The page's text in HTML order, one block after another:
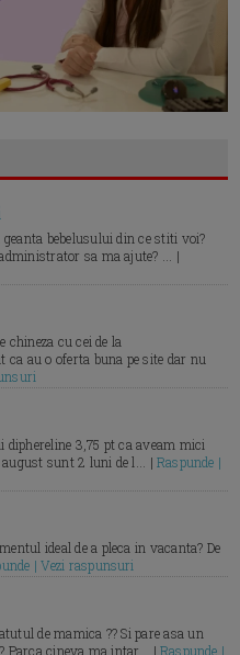
bebelusului din ce stiti voi?
sa ma ajute? ... |
chineza cu cei de la
au o oferta buna pe site dar nu
3,75 pt ca aveam mici
august sunt 2 luni de l... |Raspunde |
ideal de a pleca in vacanta? De
| Vezi raspunsuri
de mamica ?? Si pare asa un
Parca cineva ma intar... |Raspunde |